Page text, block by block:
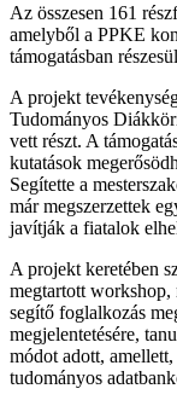
Az összesen 161
amelyből a PPKE
támogatásban
A projekt
Tudományos
vett részt. A
kutatások
Segítette a
már megszerzettek
javítják a fiatalok
A projekt keretében
megtartott workshop,
segítő foglalkozás
megjelentetésére,
módot adott,
tudományos